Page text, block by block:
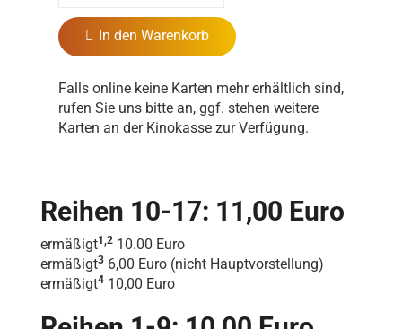
In den Warenkorb
Falls online keine Karten mehr erhältlich sind,
rufen Sie uns bitte an, ggf. stehen weitere
Karten an der Kinokasse zur Verfügung.
Reihen 10-17: 11,00 Euro
ermäßigt1,2 10.00 Euro
ermäßigt3 6,00 Euro (nicht Hauptvorstellung)
ermäßigt4 10,00 Euro